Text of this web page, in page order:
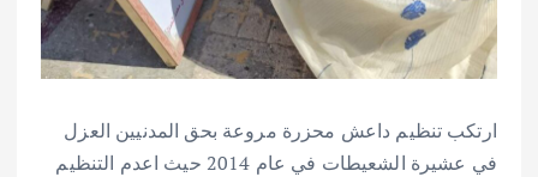
ارتكب تنظيم داعش محزرة مروعة بحق المدنيين العزل
في عشيرة الشعيطات في عام 2014 حيث اعدم التنظيم